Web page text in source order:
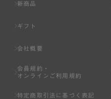
新商品
ギフト
会社概要
会員規約・
オンラインご利用規約
特定商取引法に基づく表記